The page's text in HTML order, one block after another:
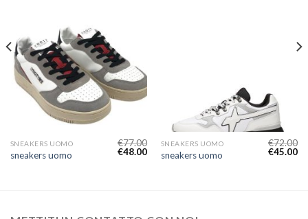
SNEAKERS UOMO
sneakers uomo
€77.00
€48.00
SNEAKERS UOMO
sneakers uomo
€72.00
€45.00